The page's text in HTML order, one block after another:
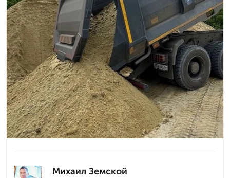
Михаил Земской